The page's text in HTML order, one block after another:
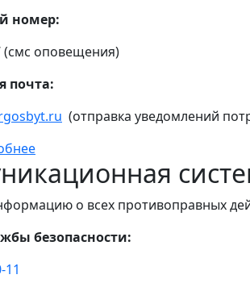
номер:
(смс оповещения)
почта:
(отправка уведомлений
о всех противоправных
безопасности:
11